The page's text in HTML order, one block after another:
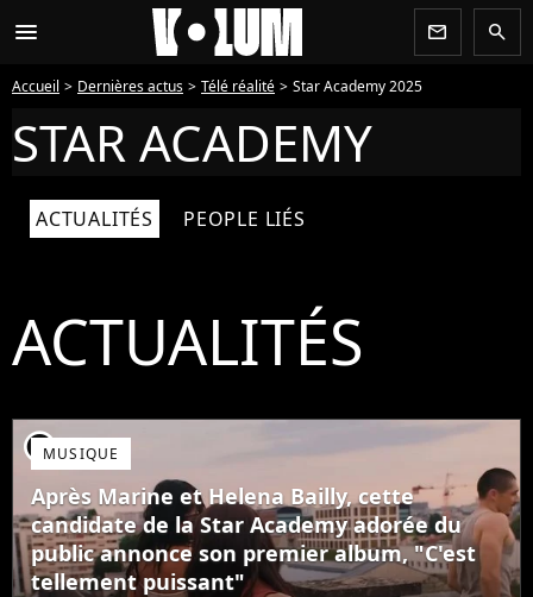
menu newsletter search
Accueil Dernières actus Télé réalité Star Academy 2025
STAR ACADEMY
ACTUALITÉS PEOPLE LIÉS
ACTUALITÉS
player2MUSIQUE
Après Marine et Helena Bailly, cette
candidate de la Star Academy adorée du
public annonce son premier album, "C'est
tellement puissant"